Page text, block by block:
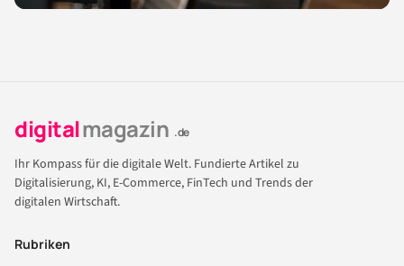
digitalmagazin .de
Ihr Kompass für die digitale Welt. Fundierte Artikel zu
Digitalisierung, KI, E-Commerce, FinTech und Trends der
digitalen Wirtschaft.
Rubriken